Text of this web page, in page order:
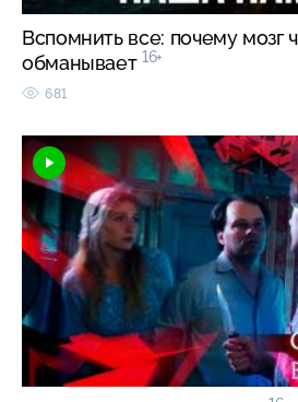
Вспомнить все: почему мозг
обманывает 16+
681